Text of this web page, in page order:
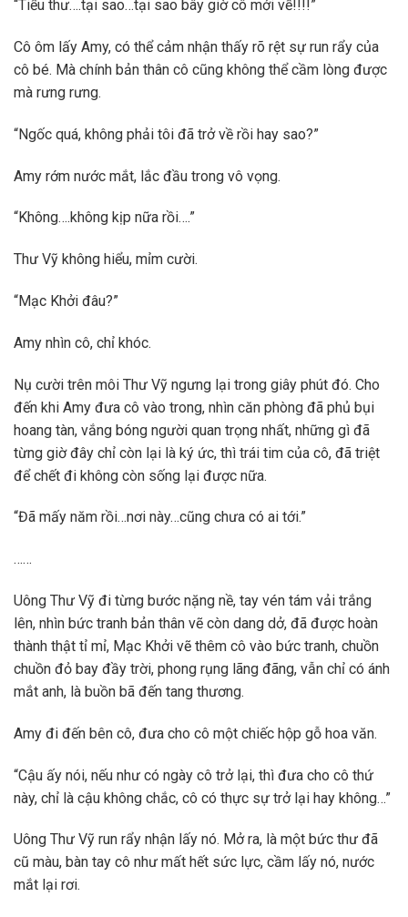
“Tiểu thư….tại sao…tại sao bây giờ cô mới về!!!!”
Cô ôm lấy Amy, có thể cảm nhận thấy rõ rệt sự run rẩy của
cô bé. Mà chính bản thân cô cũng không thể cầm lòng được
mà rưng rưng.
“Ngốc quá, không phải tôi đã trở về rồi hay sao?”
Amy rớm nước mắt, lắc đầu trong vô vọng.
“Không….không kịp nữa rồi….”
Thư Vỹ không hiểu, mỉm cười.
“Mạc Khởi đâu?”
Amy nhìn cô, chỉ khóc.
Nụ cười trên môi Thư Vỹ ngưng lại trong giây phút đó. Cho
đến khi Amy đưa cô vào trong, nhìn căn phòng đã phủ bụi
hoang tàn, vắng bóng người quan trọng nhất, những gì đã
từng giờ đây chỉ còn lại là ký ức, thì trái tim của cô, đã triệt
để chết đi không còn sống lại được nữa.
“Đã mấy năm rồi…nơi này…cũng chưa có ai tới.”
……
Uông Thư Vỹ đi từng bước nặng nề, tay vén tám vải trắng
lên, nhìn bức tranh bản thân vẽ còn dang dở, đã được hoàn
thành thật tỉ mỉ, Mạc Khởi vẽ thêm cô vào bức tranh, chuồn
chuồn đỏ bay đầy trời, phong rụng lãng đãng, vẫn chỉ có ánh
mắt anh, là buồn bã đến tang thương.
Amy đi đến bên cô, đưa cho cô một chiếc hộp gỗ hoa văn.
“Cậu ấy nói, nếu như có ngày cô trở lại, thì đưa cho cô thứ
này, chỉ là cậu không chắc, cô có thực sự trở lại hay không…”
Uông Thư Vỹ run rẩy nhận lấy nó. Mở ra, là một bức thư đã
cũ màu, bàn tay cô như mất hết sức lực, cầm lấy nó, nước
mắt lại rơi.